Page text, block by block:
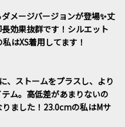
メージバージョンが登場✨丈
効果抜群です！シルエット
はXS着用してます！
、ストームをプラスし、より
ム。高低差があまりないの
ました！23.0cmの私はMサ